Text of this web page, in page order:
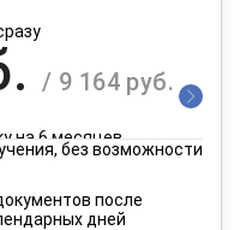
/ 9 164 руб.
на 6 месяцев
без возможности
после
дней